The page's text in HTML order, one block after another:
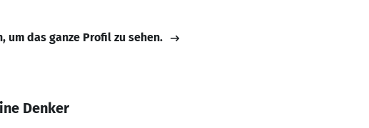
um das ganze Profil zu sehen.
Denker